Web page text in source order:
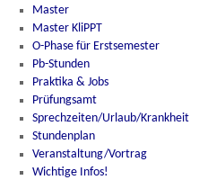
Master
Master KliPPT
O-Phase für Erstsemester
Pb-Stunden
Praktika & Jobs
Prüfungsamt
Sprechzeiten/Urlaub/Krankheit
Stundenplan
Veranstaltung/Vortrag
Wichtige Infos!